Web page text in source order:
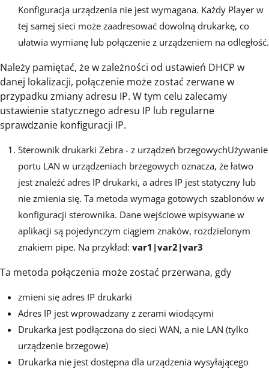
Konfiguracja urządzenia nie jest wymagana. Każdy Player w
tej samej sieci może zaadresować dowolną drukarkę, co
ułatwia wymianę lub połączenie z urządzeniem na odległość.
Należy pamiętać, że w zależności od ustawień DHCP w
danej lokalizacji, połączenie może zostać zerwane w
przypadku zmiany adresu IP. W tym celu zalecamy
ustawienie statycznego adresu IP lub regularne
sprawdzanie konfiguracji IP.
Sterownik drukarki Zebra - z urządzeń brzegowychUżywanie
portu LAN w urządzeniach brzegowych oznacza, że łatwo
jest znaleźć adres IP drukarki, a adres IP jest statyczny lub
nie zmienia się. Ta metoda wymaga gotowych szablonów w
konfiguracji sterownika. Dane wejściowe wpisywane w
aplikacji są pojedynczym ciągiem znaków, rozdzielonym
znakiem pipe. Na przykład: var1|var2|var3
Ta metoda połączenia może zostać przerwana, gdy
zmieni się adres IP drukarki
Adres IP jest wprowadzany z zerami wiodącymi
Drukarka jest podłączona do sieci WAN, a nie LAN (tylko
urządzenie brzegowe)
Drukarka nie jest dostępna dla urządzenia wysyłającego